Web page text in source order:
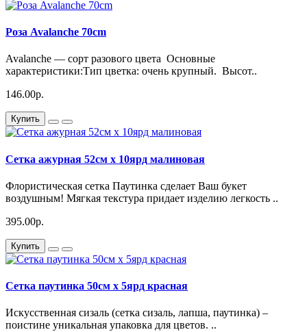
Роза Avalanche 70cm
Avalanche — сорт разового цвета Основные
характеристики:Тип цветка: очень крупный. Высот..
146.00р.
Купить
Сетка ажурная 52см x 10ярд малиновая
Флористическая сетка Паутинка сделает Ваш букет
воздушным! Мягкая текстура придает изделию легкость ..
395.00р.
Купить
Сетка паутинка 50см x 5ярд красная
Искусственная сизаль (сетка сизаль, лапша, паутинка) –
поистине уникальная упаковка для цветов. ..